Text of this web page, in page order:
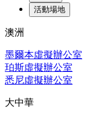
活動場地
澳洲
墨爾本虛擬辦公室
珀斯虛擬辦公室
悉尼虛擬辦公室
大中華